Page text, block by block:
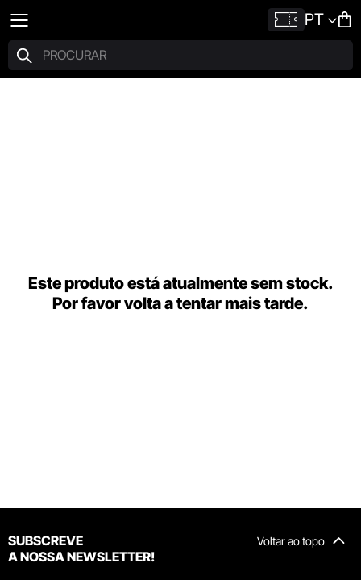
PT
Este produto está atualmente sem stock.
Por favor volta a tentar mais tarde.
Voltar ao topo
SUBSCREVE
A NOSSA NEWSLETTER!